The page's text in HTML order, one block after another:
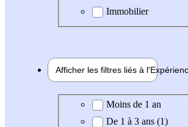
Immobilier
Afficher les filtres liés à l'
Expérience demandée
Moins de 1 an
De 1 à 3 ans (1)